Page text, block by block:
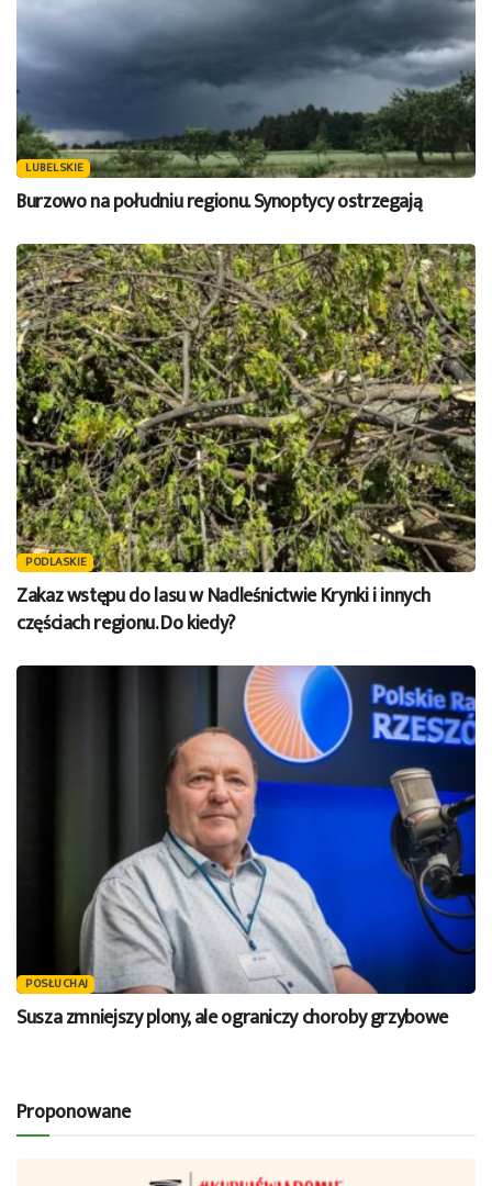
LUBELSKIE
Burzowo na południu regionu. Synoptycy ostrzegają
PODLASKIE
Zakaz wstępu do lasu w Nadleśnictwie Krynki i innych
częściach regionu. Do kiedy?
POSŁUCHAJ
Susza zmniejszy plony, ale ograniczy choroby grzybowe
Proponowane